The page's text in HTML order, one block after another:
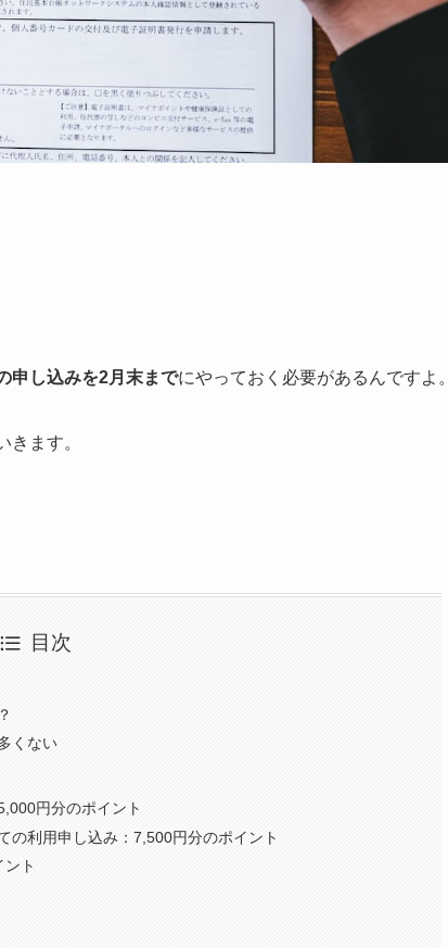
申し込みを2月末までにやっておく必要があるんですよ。
ます。
目次
くない
円分のポイント
の利用申し込み：7,500円分のポイント
ト